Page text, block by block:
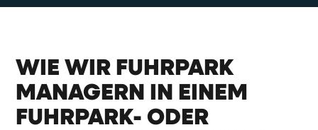
WIE WIR FUHRPARK
MANAGERN IN EINEM
FUHRPARK- ODER